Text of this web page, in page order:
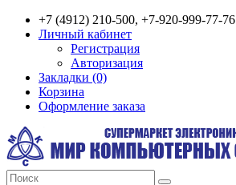
+7 (4912) 210-500, +7-920-999-77-76
Личный кабинет
Регистрация
Авторизация
Закладки (0)
Корзина
Оформление заказа